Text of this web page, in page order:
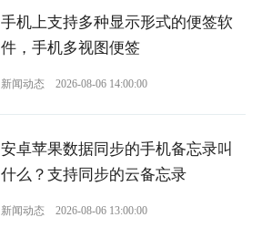
手机上支持多种显示形式的便签软
件，手机多视图便签
新闻动态 2026-08-06 14:00:00
安卓苹果数据同步的手机备忘录叫
什么？支持同步的云备忘录
新闻动态 2026-08-06 13:00:00